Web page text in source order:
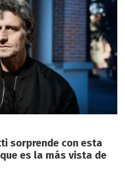
sorprende con esta
es la más vista de